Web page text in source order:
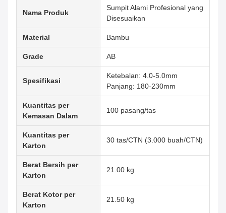
Nama Produk
Sumpit Alami Profesional yang
Disesuaikan
Material Bambu
Grade AB
Spesifikasi
Ketebalan: 4.0-5.0mm
Panjang: 180-230mm
Kuantitas per
Kemasan Dalam
100 pasang/tas
Kuantitas per
Karton
30 tas/CTN (3.000 buah/CTN)
Berat Bersih per
Karton
21.00 kg
Berat Kotor per
Karton
21.50 kg